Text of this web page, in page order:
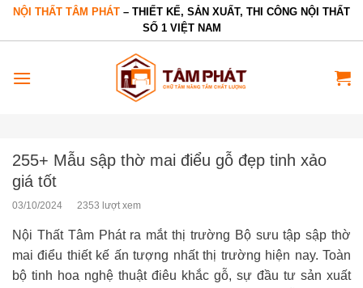
Bỏ
dung
NỘI THẤT TÂM PHÁT – THIẾT KẾ, SẢN XUẤT, THI CÔNG NỘI THẤT
SỐ 1 VIỆT NAM
255+ Mẫu sập thờ mai điểu gỗ đẹp tinh xảo
giá tốt
03/10/2024 2353 lượt xem
Nội Thất Tâm Phát ra mắt thị trường Bộ sưu tập sập thờ
mai điểu thiết kế ấn tượng nhất thị trường hiện nay. Toàn
bộ tinh hoa nghệ thuật điêu khắc gỗ, sự đầu tư sản xuất